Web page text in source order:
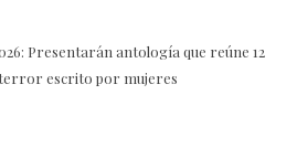
Presentarán antología que reúne 12
escrito por mujeres